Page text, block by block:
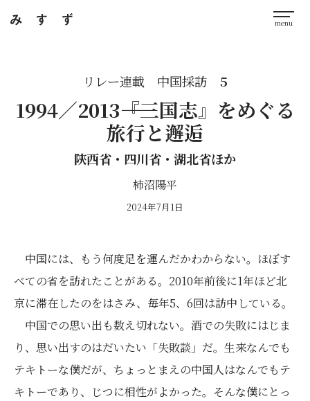
リレー連載 中国採訪 5
1994／2013――『三国志』をめぐる
旅行と邂逅
陝西省・四川省・湖北省ほか
柿沼陽平
2024年7月1日
中国には、もう何度足を運んだかわからない。ほぼす
べての省を訪れたことがある。2010年前後に1年ほど北
京に滞在したのをはさみ、毎年5、6回は訪中している。
中国での思い出も数え切れない。酒での失敗にはじま
り、思い出すのはだいたい「失敗談」だ。生来なんでも
テキトーな僕だが、ちょっとまえの中国人はなんでもテ
キトーであり、じつに相性がよかった。そんな僕にとっ